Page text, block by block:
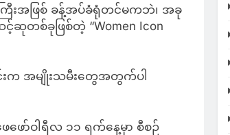
ြီးအဖြစ် ခန့်အပ်ခံရုံတင်မကဘဲ၊ အခု
တစ်ခုဖြစ်တဲ့ “Women Icon
က အမျိုးသမီးတွေအတွက်ပါ
ေဖော်ဝါရီလ ၁၁ ရက်နေ့မှာ စီစဉ်